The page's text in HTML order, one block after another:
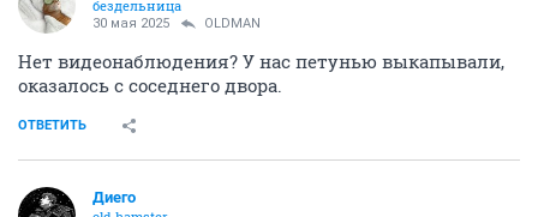
бездельница
30 мая 2025 OLDMAN
Нет видеонаблюдения? У нас петунью выкапывали,
оказалось с соседнего двора.
ОТВЕТИТЬ
Диего